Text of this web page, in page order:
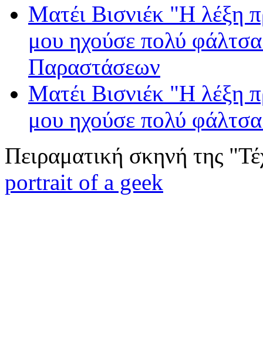
Ματέι Βισνιέκ "Η λέξη
μου ηχούσε πολύ
Παραστάσεων
Ματέι Βισνιέκ "Η λέξη
μου ηχούσε πολύ
Πειραματική σκηνή της
portrait of a geek